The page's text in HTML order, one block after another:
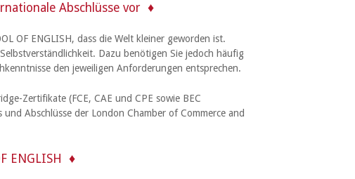
Abschlüsse vor
OF ENGLISH, dass die Welt kleiner geworden ist.
Dazu benötigen Sie jedoch häufig
den jeweiligen Anforderungen entsprechen.
Zertifikate (FCE, CAE und CPE sowie BEC
Abschlüsse der London Chamber of Commerce and
ENGLISH